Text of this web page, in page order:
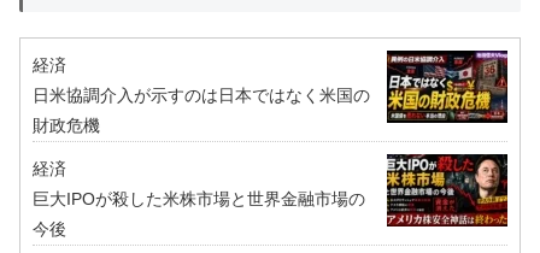
経済
日米協調介入が示すのは日本ではなく米国の
財政危機
経済
巨大IPOが殺した米株市場と世界金融市場の
今後